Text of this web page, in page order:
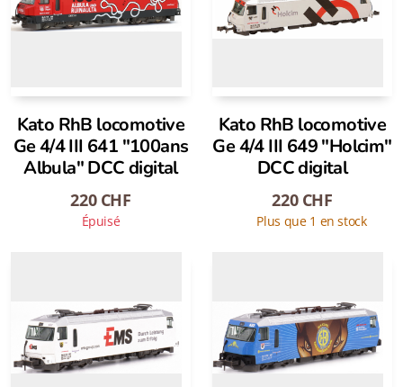
Kato RhB locomotive
Ge 4/4 III 641 "100ans
Albula" DCC digital
220CHF
Épuisé
Kato RhB locomotive
Ge 4/4 III 649 "Holcim"
DCC digital
220CHF
Plus que 1 en stock